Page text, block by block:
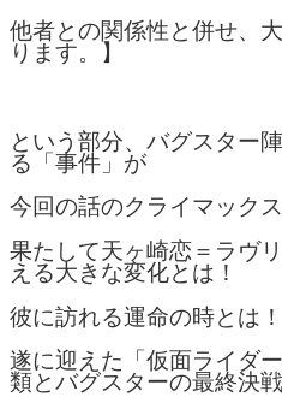
他者との関係性と併せ、
ります。】
という部分、バグスター
る「事件」が
今回の話のクライマックス
果たして天ヶ崎恋＝ラヴ
える大きな変化とは！
彼に訪れる運命の時とは！
遂に迎えた「仮面ライダ
類とバグスターの最終決戦